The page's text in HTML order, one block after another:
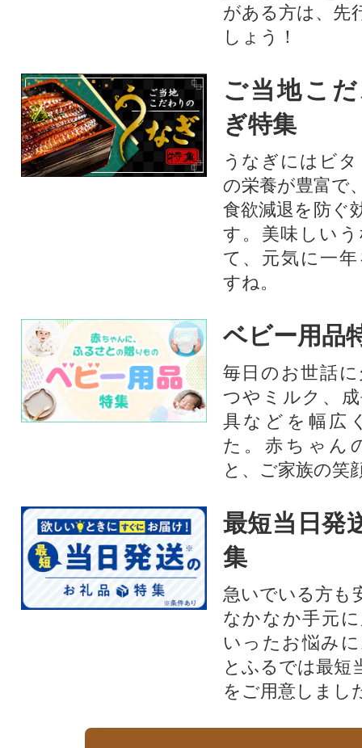
がある方は、先
しょう！
ご当地こ
ぎ特集
うなぎにはビ
の栄養が豊富で
食欲減退を防ぐ
す。美味しい
て、元気に一
すね。
ベビー用品
毎日のお世話
つやミルク、
具などを幅広
た。赤ちゃん
と、ご家族の笑
最短当日発
集
急いでいる方も
なかなか手元
いったお悩み
とふるでは最短
をご用意しまし